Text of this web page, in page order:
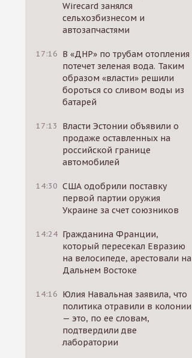
Wirecard занялся
сельхозбизнесом и
автозапчастями
17:16 В «ДНР» по трубам отопления
потечет зеленая вода. Таким
образом «власти» решили
бороться со сливом воды из
батарей
17:13
Власти Эстонии объявили о
продаже оставленных на
российской границе
автомобилей
14:30 США одобрили поставку
первой партии оружия
Украине за счет союзников
14:24 Гражданина Франции,
который пересекал Евразию
на велосипеде, арестовали на
Дальнем Востоке
14:16 Юлия Навальная заявила, что
политика отравили в колонии
— это, по ее словам,
подтвердили две
лаборатории